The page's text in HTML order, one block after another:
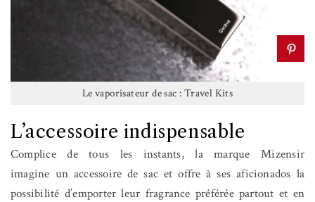
Le vaporisateur de sac : Travel Kits
L’accessoire indispensable
Complice de tous les instants, la marque Mizensir
imagine un accessoire de sac et offre à ses aficionados la
possibilité d’emporter leur fragrance préférée partout et en